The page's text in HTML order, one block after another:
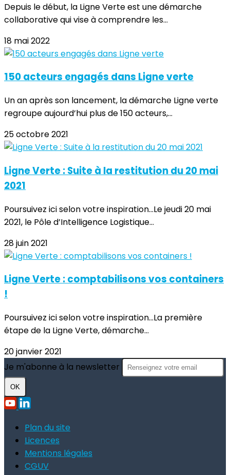
Depuis le début, la Ligne Verte est une démarche
collaborative qui vise à comprendre les...
18 mai 2022
150 acteurs engagés dans Ligne verte
Un an après son lancement, la démarche Ligne verte
regroupe aujourd’hui plus de 150 acteurs,...
25 octobre 2021
Ligne Verte : Suite à la restitution du 20 mai
2021
Poursuivez ici selon votre inspiration...Le jeudi 20 mai
2021, le Pôle d’Intelligence Logistique...
28 juin 2021
Ligne Verte : comptabilisons vos containers
!
Poursuivez ici selon votre inspiration...La première
étape de la Ligne Verte, démarche...
20 janvier 2021
Je m'abonne à la newsletter
OK
Plan du site
Licences
Mentions légales
CGUV